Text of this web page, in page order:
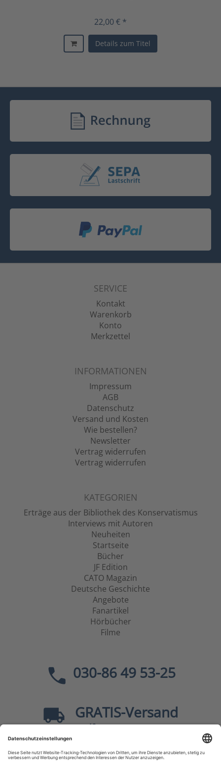
22,00 € *
Details zum Titel
SERVICE
Kontakt
Warenkorb
Konto
Merkzettel
INFORMATIONEN
Impressum
AGB
Datenschutz
Versand und Kosten
Wie bestellen?
Newsletter
Vertrag widerrufen
Vertrag widerrufen
KATEGORIEN
Erträge aus der Bibliothek des Konservatismus
Interviews mit Autoren
Neuheiten
Startseite
Bücher
JF Edition
CATO Magazin
Deutsche Geschichte
Angebote
Fanartikel
Hörbücher
Filme
030-86 49 53-25
GRATIS-Versand
40
Sicher dank SSL